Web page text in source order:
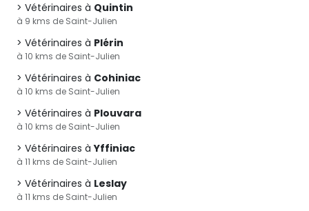
Vétérinaires à Quintin
à 9 kms de Saint-Julien
Vétérinaires à Plérin
à 10 kms de Saint-Julien
Vétérinaires à Cohiniac
à 10 kms de Saint-Julien
Vétérinaires à Plouvara
à 10 kms de Saint-Julien
Vétérinaires àYffiniac
à 11 kms de Saint-Julien
Vétérinaires à Leslay
à 11 kms de Saint-Julien